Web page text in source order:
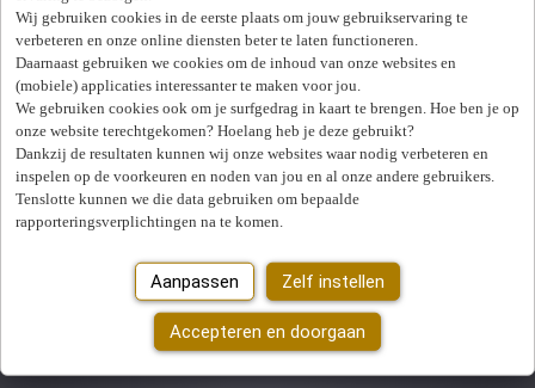
Wij gebruiken cookies in de eerste plaats om jouw gebruikservaring te
verbeteren en onze online diensten beter te laten functioneren.
Daarnaast gebruiken we cookies om de inhoud van onze websites en
(mobiele) applicaties interessanter te maken voor jou.
We gebruiken cookies ook om je surfgedrag in kaart te brengen. Hoe ben je op
onze website terechtgekomen? Hoelang heb je deze gebruikt?
Dankzij de resultaten kunnen wij onze websites waar nodig verbeteren en
inspelen op de voorkeuren en noden van jou en al onze andere gebruikers.
Tenslotte kunnen we die data gebruiken om bepaalde
rapporteringsverplichtingen na te komen.
Aanpassen Zelf instellen
Accepteren en doorgaan
Zoek op functie, jobtitel, bedrijf,...
Postcode of gemeente
Jobtype
Zoek vacatures
Mijn gekozen filters
Wij hebben0 jobs voor jou gevonden. job voor jou
gevonden
U hebt geen toegang tot deze pagina of bent niet langer aangemeld.
Opnieuw aanmelden.
Er is een fout opgetreden. Gelieve later opnieuw te proberen.